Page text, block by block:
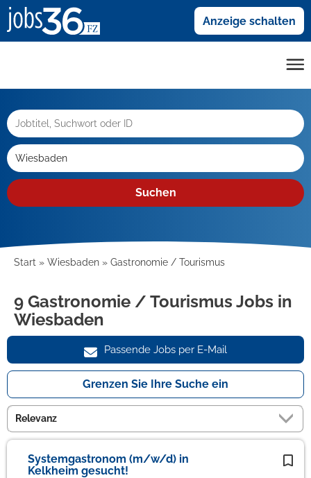
Anzeige schalten
Suchen
Start Wiesbaden Gastronomie / Tourismus
9 Gastronomie / Tourismus Jobs in
Wiesbaden
Passende Jobs per E-Mail
Grenzen Sie Ihre Suche ein
Systemgastronom (m/w/d) in
Kelkheim gesucht!